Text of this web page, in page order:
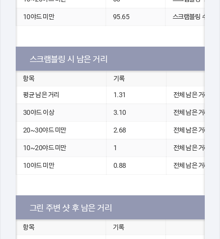
10야드 미만 95.65 스크램블링 수
스크램블링 시 남은 거리
항목 기록
평균 남은 거리 1.31 전체 남은 거리
30야드 이상 3.10 전체 남은 거리
20~30야드 미만 2.68 전체 남은 거리
10~20야드 미만 1 전체 남은 거리
10야드 미만 0.88 전체 남은 거리
그린 주변 샷 후 남은 거리
항목 기록